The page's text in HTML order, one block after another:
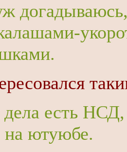
есть НСД,
на ютуюбе.